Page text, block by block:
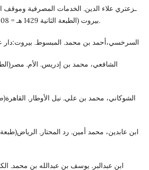
ـزعتري علاء الدين. الخدمات المصرفية وموقف
بيروت (الطبعة الثانية 1429 هـ = 2008م). دار الكلم الطيب.
_16 السرخسي،أحمد بن محمد. المبسوط. بيروت:دار